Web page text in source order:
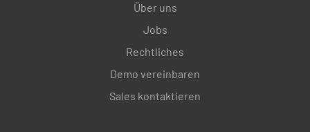
Über uns
Jobs
Rechtliches
Demo vereinbaren
Sales kontaktieren